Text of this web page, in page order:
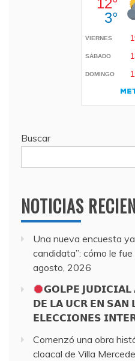
Buscar
NOTICIAS
Una nueva encuesta
candidata”: cómo le
agosto, 2026
𝗚𝗢𝗟𝗣𝗘
𝗗𝗘 𝗟𝗔 𝗨𝗖𝗥 𝗘𝗡 𝗦𝗔𝗡
𝗘𝗟𝗘𝗖𝗖𝗜𝗢𝗡𝗘𝗦
Comenzó una obra
cloacal de Villa